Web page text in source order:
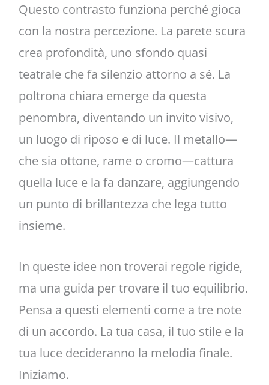
Questo contrasto funziona perché gioca
con la nostra percezione. La parete scura
crea profondità, uno sfondo quasi
teatrale che fa silenzio attorno a sé. La
poltrona chiara emerge da questa
penombra, diventando un invito visivo,
un luogo di riposo e di luce. Il metallo—
che sia ottone, rame o cromo—cattura
quella luce e la fa danzare, aggiungendo
un punto di brillantezza che lega tutto
insieme.
In queste idee non troverai regole rigide,
ma una guida per trovare il tuo equilibrio.
Pensa a questi elementi come a tre note
di un accordo. La tua casa, il tuo stile e la
tua luce decideranno la melodia finale.
Iniziamo.